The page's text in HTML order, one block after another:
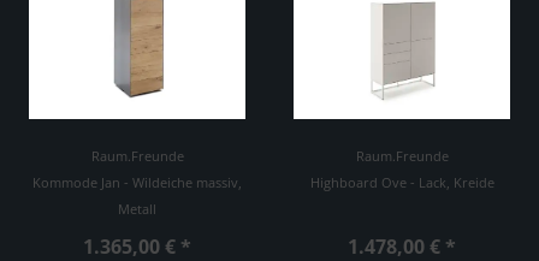
Raum.Freunde
Kommode Jan - Wildeiche massiv,
Metall
1.365,00 € *
Raum.Freunde
Highboard Ove - Lack, Kreide
1.478,00 € *